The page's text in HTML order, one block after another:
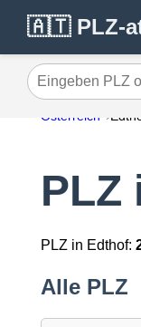
🇦🇹 PLZ-
Eingeben PLZ
Österreich
PLZ
PLZ in Edthof:
Alle PLZ